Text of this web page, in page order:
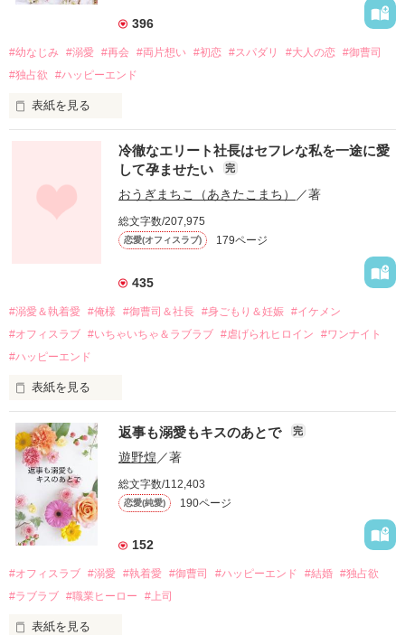
396
#幼なじみ #溺愛 #再会 #両片想い #初恋 #スパダリ #大人の恋 #御曹司
#独占欲
#ハッピーエンド
表紙を見る
幼なじみの哲平に淡い恋心を抱いていた美桜。
しかし、ある出来事をきっかけに二人の関係は壊れてしまう。
関係修復もできないまま、美桜は両親の離婚によって
引っ越すことになり、哲平とも離れ離れになった。
それから約十二年後。
過去の傷から、二度と会いたくないと思っていた哲平に
運命のような再会を果たす。
酔った勢いで一夜を共にしてしまった。
さらに、美桜が初めてだと知った哲平は
『責任をとる、結婚しよう』と真っ直ぐに告げてきた。
戸惑う美桜とは裏腹に、好きという気持ちを隠すことなく
甘やかしてくる。
そんなある日、哲平は美桜がストーカー被害に
遭っていることを知る。
美桜を守るため、哲平は同居を提案してきて――。
夏木美桜(なつきみお)
鳴海哲平 (なるみてっぺい)
冷徹なエリート社長はセフレな私を一途に愛
して孕ませたい
完
おうぎまちこ（あきたこまち） ／著
総文字数/207,975
恋愛(オフィスラブ) 179ページ
435
#溺愛＆執着愛 #俺様 #御曹司＆社長 #身ごもり＆妊娠 #イケメン
#オフィスラブ #いちゃいちゃ＆ラブラブ #虐げられヒロイン
#ワンナイト
#ハッピーエンド
表紙を見る
おかしな噂を流されて前の職場でうまくいかなかった梅田美
桜は、海外で傷心旅行をしていたところ、日本人美青年と出会
い、酒の勢いもあり一夜限りの関係となる。
帰国後、美桜は新しい職場でワンナイトした美青年と再会。
なんと彼の正体は、とある財閥御曹司にも関わらず、一族を離
れて起業した新進気鋭の実業家、社内でも冷徹だと評判な社長
――御影恭司その人だったのだ――！
なぜか恭司から飼い猫の世話係を命じられた美桜は、猫の世
の関係となってしまい――？
返事も溺愛もキスのあとで 完
遊野煌 ／著
総文字数/112,403
恋愛(純愛) 190ページ
152
#オフィスラブ #溺愛 #執着愛 #御曹司 #ハッピーエンド #結婚 #独占欲
#ラブラブ #職業ヒーロー #上司
表紙を見る